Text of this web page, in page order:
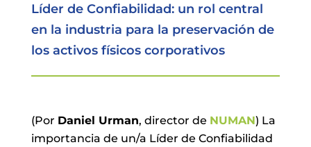
Líder de Confiabilidad: un rol central
en la industria para la preservación de
los activos físicos corporativos
(Por Daniel Urman, director de NUMAN) La
importancia de un/a Líder de Confiabilidad